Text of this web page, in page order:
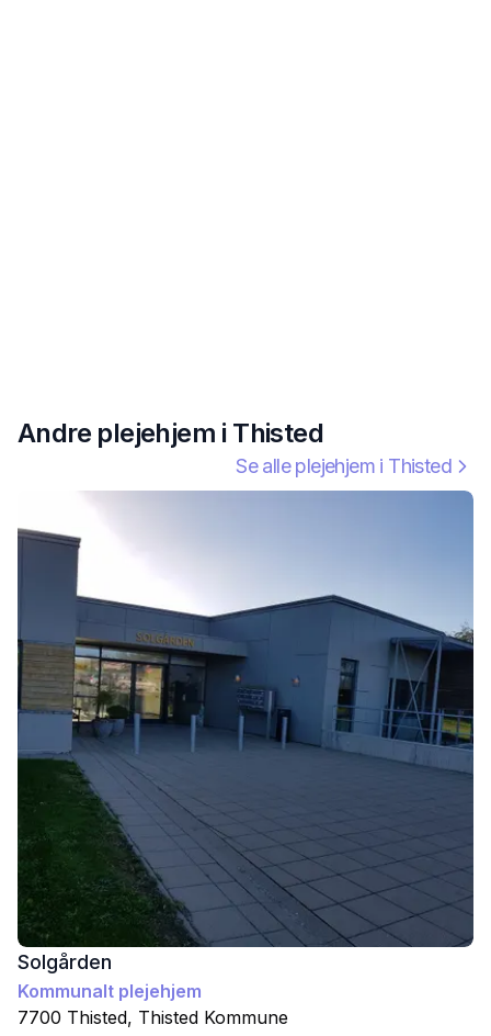
Andre plejehjem i Thisted
Se alle plejehjem i Thisted
Solgården
Kommunalt plejehjem
7700 Thisted, Thisted Kommune